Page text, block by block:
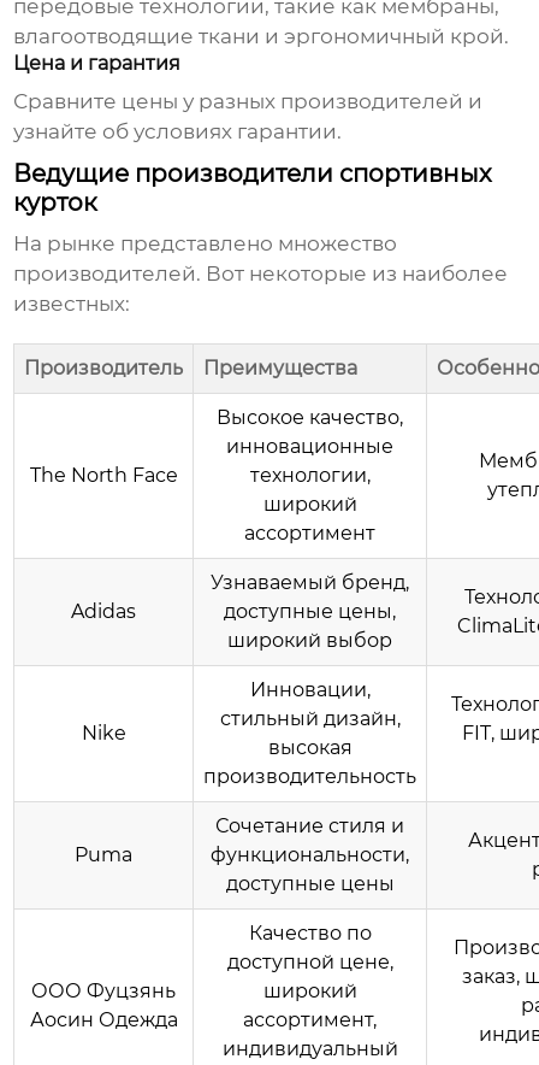
передовые технологии, такие как мембраны,
влагоотводящие ткани и эргономичный крой.
Цена и гарантия
Сравните цены у разных производителей и
узнайте об условиях гарантии.
Ведущие производители спортивных
курток
На рынке представлено множество
производителей. Вот некоторые из наиболее
известных:
Производитель Преимущества
The North Face
Высокое качество,
инновационные
технологии,
широкий
ассортимент
Adidas
Узнаваемый бренд,
доступные цены,
широкий выбор
Nike
Инновации,
стильный дизайн,
высокая
производительность
FIT,
Puma
Сочетание стиля и
функциональности,
доступные цены
ООО Фуцзянь
Аосин Одежда
Качество по
доступной цене,
широкий
ассортимент,
индивидуальный
заказ,